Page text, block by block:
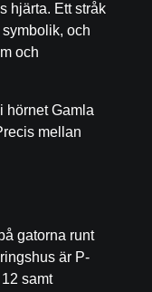
hjärta. Ett stråk
och
och
hörnet Gamla
mellan
gatorna runt
är P-
samt